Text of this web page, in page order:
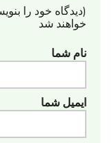
(دیدگاه خود را
خواهند شد
نام شما
ایمیل شما